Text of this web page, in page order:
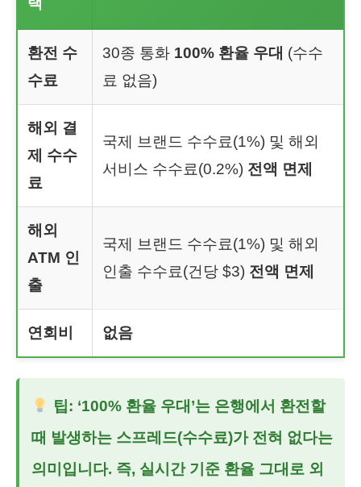
환전 수
수료
30종 통화 100% 환율 우대 (수수
료 없음)
해외 결
제 수수
료
국제 브랜드 수수료(1%) 및 해외
서비스 수수료(0.2%) 전액 면제
해외
ATM 인
출
국제 브랜드 수수료(1%) 및 해외
인출 수수료(건당 $3) 전액 면제
연회비 없음
팁: ‘100% 환율 우대’는 은행에서 환전할
때 발생하는 스프레드(수수료)가 전혀 없다는
의미입니다. 즉, 실시간 기준 환율 그대로 외